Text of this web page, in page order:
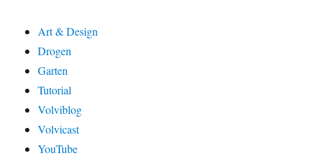
Art & Design
Drogen
Garten
Tutorial
Volviblog
Volvicast
YouTube